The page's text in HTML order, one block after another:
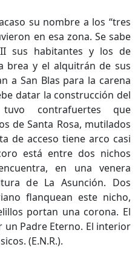
su nombre a los “tres
en esa zona. Se sabe
sus habitantes y los de
brea y el alquitrán de sus
a San Blas para la carena
datar la construcción del
contrafuertes que
de Santa Rosa, mutilados
de acceso tiene arco casi
está entre dos nichos
en una venera
de La Asunción. Dos
flanquean este nicho,
portan una corona. El
Padre Eterno. El interior
(E.N.R.).